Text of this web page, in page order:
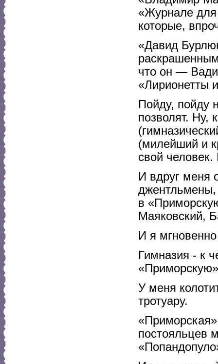
«Журнале
которые,
«Давид
что он —
«Лирионетты
Пойду, пойду
позволят. Ну,
(милейший и
свой
И вдруг меня
джентльмены,
в
Маяковский,
И я
Гимназия - к
У меня
тротуару.
постояльцев